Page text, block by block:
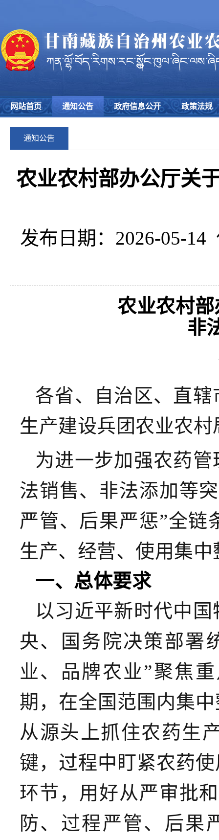
网站首页 通知公告 政府信息公开 政策法规
通知公告
农业农村部办公厅关
发布日期：2026-05-14
农业农村
非
各省、自治区、直
生产建设兵团农业农村
为进一步加强农药
法销售、非法添加等
严管、后果严惩”全链
生产、经营、使用集
一、总体要求
以习近平新时代中
央、国务院决策部署
业、品牌农业”聚焦
期，在全国范围内集
从源头上抓住农药生
键，过程中盯紧农药
环节，用好从严审批
防、过程严管、后果